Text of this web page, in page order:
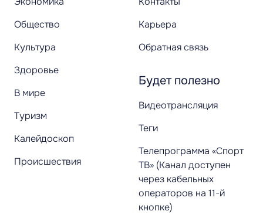
Общество
Культура
Здоровье
В мире
Туризм
Калейдоскоп
Происшествия
Карьера
Обратная связь
Будет полезно
Видеотрансляция
Теги
Телепрограмма «Спорт
ТВ» (Канал доступен
через кабельных
операторов на 11-й
кнопке)